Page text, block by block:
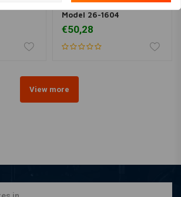
Carburateur Revisie Set
Model 26-1604
€50,28
View more